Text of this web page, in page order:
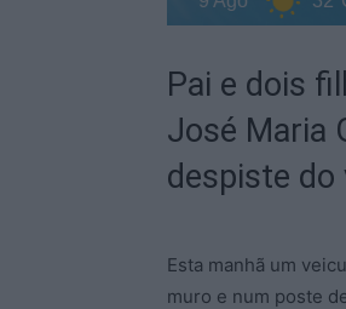
Pai e dois
José Maria
despiste do
Esta manhã um
muro e num poste